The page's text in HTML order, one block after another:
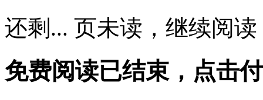
还剩 ... 页未读， 继续阅读
免费阅读已结束，点击